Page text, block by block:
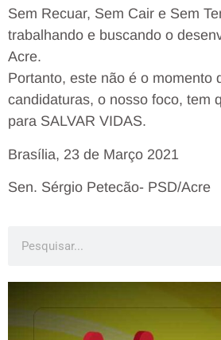
Sem Recuar, Sem Cair e Sem
trabalhando e buscando o
Acre.
Portanto, este não é o momento
candidaturas, o nosso foco, tem
para SALVAR VIDAS.
Brasília, 23 de Março 2021
Sen. Sérgio Petecão- PSD/Acre